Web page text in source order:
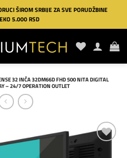
ŠIROM SRBIJE ZA SVE PORUDŽBINE
5.000 RSD
32 INČA 32DM66D FHD 500 NITA DIGITAL
– 24/7 OPERATION OUTLET
Dodaj